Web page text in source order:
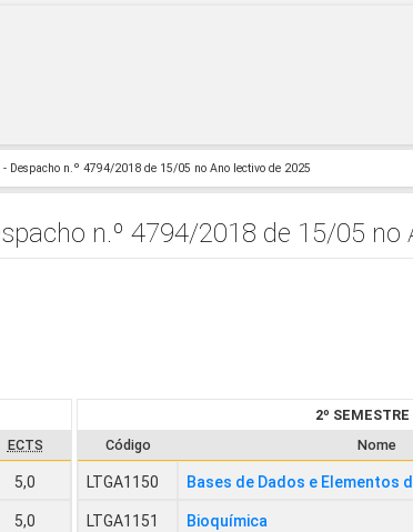
Despacho n.º 4794/2018 de 15/05 no Ano lectivo de 2025
n.º 4794/2018 de 15/05 no
ECTS
5,0
5,0
2º SEMESTRE
Código
Nome
LTGA1150 Bases de Dados e Elementos
LTGA1151 Bioquímica